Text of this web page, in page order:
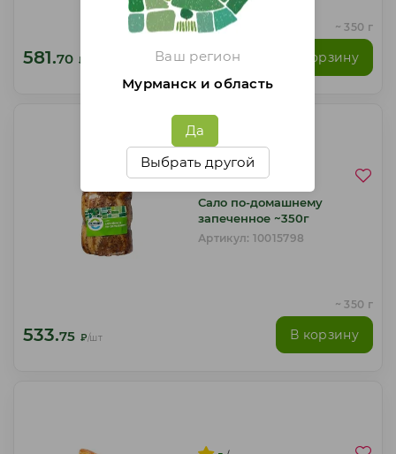
Ваш регион
Мурманск и область
Да
Выбрать другой
~ 350 г
581.70 ₽ В корзину
4.5 /
Сало по-домашнему
запеченное ~350г
Артикул: 10015798
~ 350 г
533.75 ₽/шт В корзину